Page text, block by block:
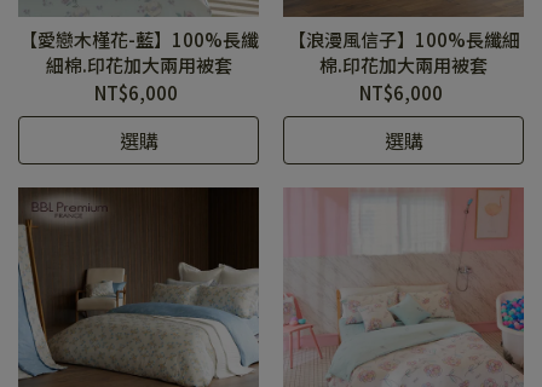
【愛戀木槿花-藍】100%長纖
細棉.印花加大兩用被套
NT$6,000
選購
【浪漫風信子】100%長纖細
棉.印花加大兩用被套
NT$6,000
選購